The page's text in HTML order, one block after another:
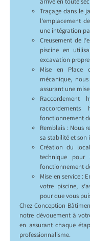
arrive en toute
Traçage dans le
l’emplacement
une intégration
Creusement de
piscine en
excavation
Mise en Place
mécanique,
assurant une
Raccordement
fonctionnement
Remblais : Nous
sa stabilité et
Création du
technique pour
fonctionnement
Mise en service :
votre piscine,
pour que vous
Chez Conception
notre dévouement à
en assurant chaque
professionnalisme.